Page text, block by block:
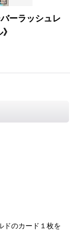
ーラッシュレ
ドのカード１枚を